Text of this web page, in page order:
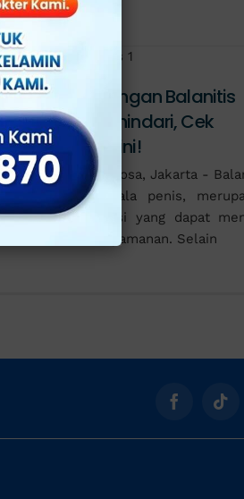
Ini Dia 5 Pantangan Balanitis
yang Harus Dihindari, Cek
Ulasannya Disini!
Klinik Utama Sentosa, Jakarta -
atau radang kepala penis,
salah satu kondisi yang dapat
sumber ketidaknyamanan. Selain